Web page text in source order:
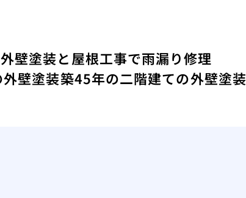
外壁塗装と屋根工事で雨漏り修理
壁塗装築45年の二階建ての外壁塗装